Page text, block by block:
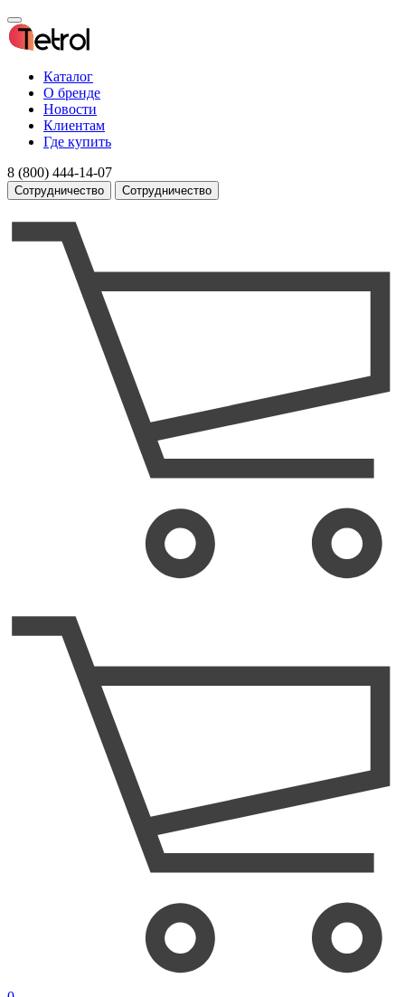
Каталог
О бренде
Новости
Клиентам
Где купить
8 (800) 444-14-07
Сотрудничество Сотрудничество